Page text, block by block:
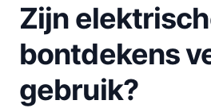
Zijn
bontdekens
gebruik?